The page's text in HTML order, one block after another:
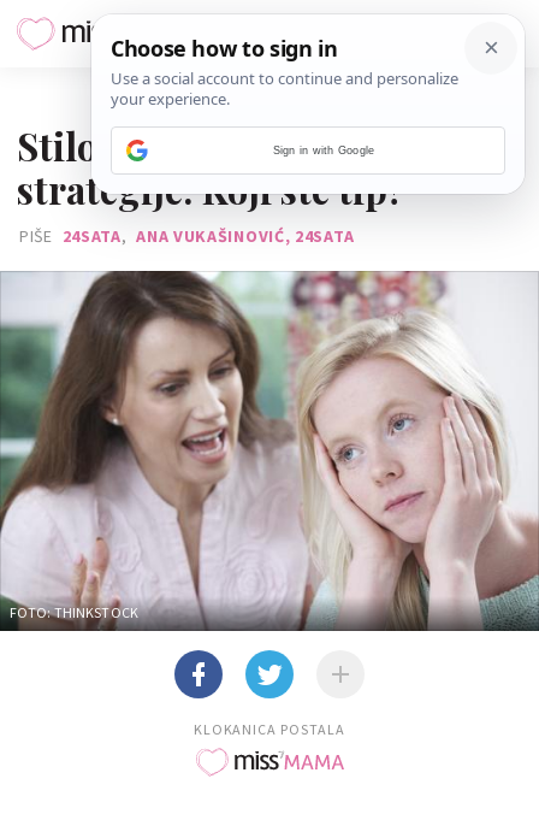
Stilovi odgoja i roditeljske
strategije: Koji ste tip?
PIŠE 24SATA, ANA VUKAŠINOVIĆ, 24SATA
FOTO: THINKSTOCK
KLOKANICA POSTALA
Sign in with Google